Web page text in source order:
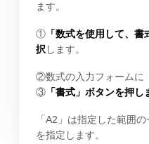
ます。
①「数式を使用して、書
択 します。
②数式の入力フォームに
③「書式」ボタンを押し
「A2」は指定した範囲
を指定します。